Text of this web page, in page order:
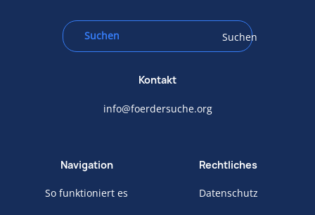
Suchen
Kontakt
info@foerdersuche.org
Navigation
So funktioniert es
Rechtliches
Datenschutz